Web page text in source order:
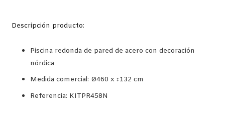
Descripción producto:
Piscina redonda de pared de acero con decoración
nórdica
Medida comercial: Ø460 x ↕132 cm
Referencia: KITPR458N